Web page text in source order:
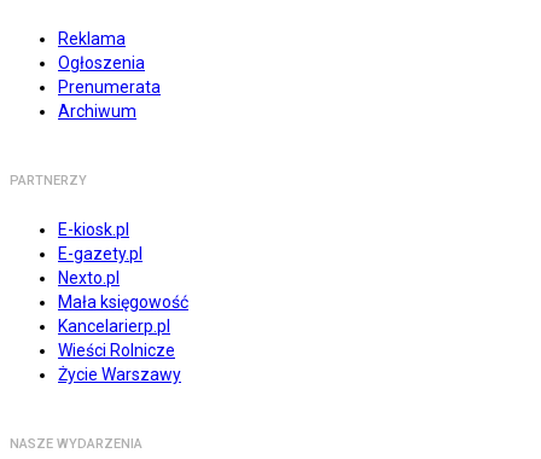
Reklama
Ogłoszenia
Prenumerata
Archiwum
PARTNERZY
E-kiosk.pl
E-gazety.pl
Nexto.pl
Mała księgowość
Kancelarierp.pl
Wieści Rolnicze
Życie Warszawy
NASZE WYDARZENIA